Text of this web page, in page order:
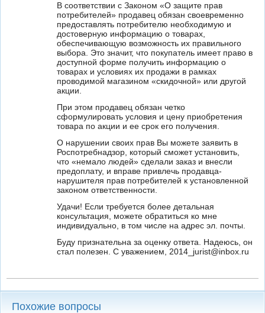
В соответствии с Законом «О защите прав
потребителей» продавец обязан своевременно
предоставлять потребителю необходимую и
достоверную информацию о товарах,
обеспечивающую возможность их правильного
выбора. Это значит, что покупатель имеет право в
доступной форме получить информацию о
товарах и условиях их продажи в рамках
проводимой магазином «скидочной» или другой
акции.
При этом продавец обязан четко
сформулировать условия и цену приобретения
товара по акции и ее срок его получения.
О нарушении своих прав Вы можете заявить в
Роспотребнадзор, который сможет установить,
что «немало людей» сделали заказ и внесли
предоплату, и вправе привлечь продавца-
нарушителя прав потребителей к установленной
законом ответственности.
Удачи! Если требуется более детальная
консультация, можете обратиться ко мне
индивидуально, в том числе на адрес эл. почты.
Буду признательна за оценку ответа. Надеюсь, он
стал полезен. С уважением, 2014_jurist@inbox.ru
Похожие вопросы